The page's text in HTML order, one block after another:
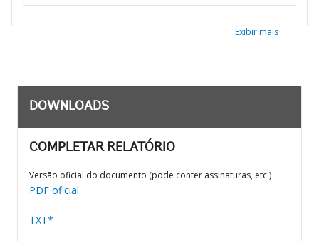
Exibir mais
DOWNLOADS
COMPLETAR RELATÓRIO
Versão oficial do documento (pode conter assinaturas, etc.)
PDF oficial
TXT*